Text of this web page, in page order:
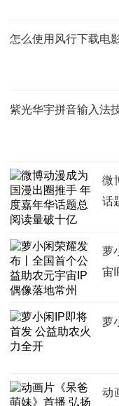
怎么使用风行下载电
紫光华宇拼音输入法
微
话
萝
宙
萝
动